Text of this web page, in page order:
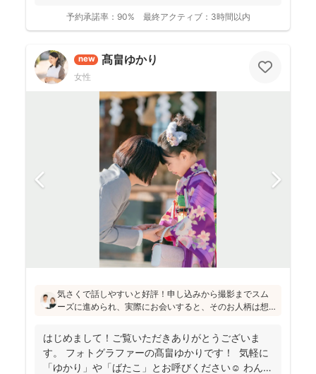
予約承諾率： 90% 最終アクティブ： 3時間以内
new 髙畠ゆかり
女性
気さくで話しやすいと好評！申し込みから撮影までスム
ーズに進められ、実際にお会いすると、そのお人柄は想
フォトの研修をしっかり受講され、ウェディング業界経
験もあり、赤ちゃんから大人まで安心してお写りいただ
けます♪
はじめまして！ご覧いただきありがとうございま
す。 フォトグラファーの髙畠ゆかりです！ 気軽に
「ゆかり」や「ばたこ」とお呼びください☺︎ わんぱ